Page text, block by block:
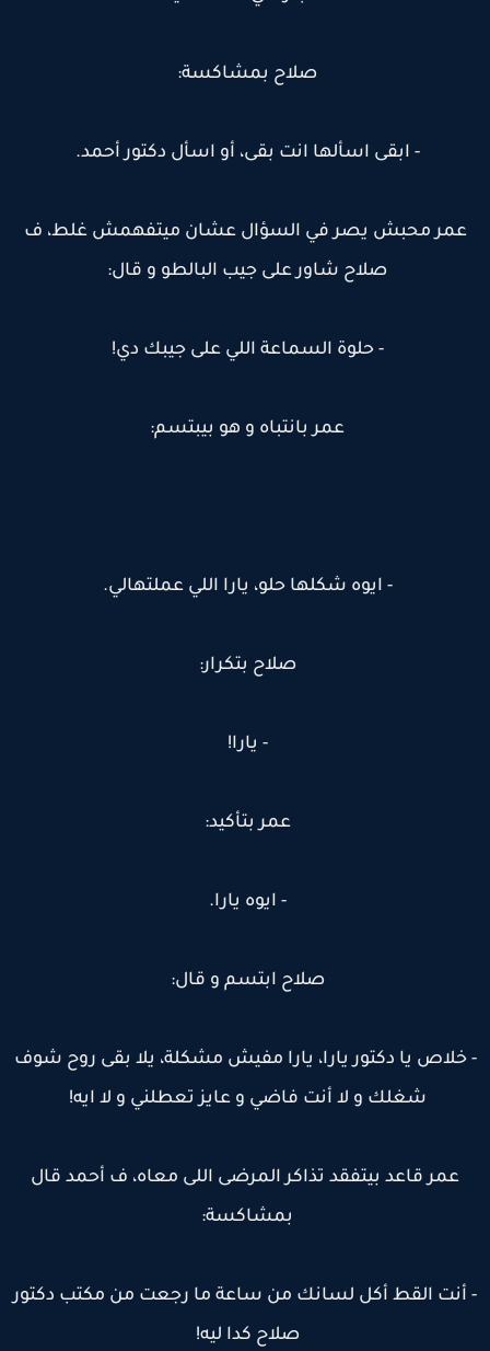
صلاح بمشاكسة:
- ابقى اسألها انت بقى، أو اسأل دكتور أحمد.
عمر محبش يصر في السؤال عشان ميتفهمش غلط، ف
صلاح شاور على جيب البالطو و قال:
- حلوة السماعة اللي على جيبك دي!
عمر بانتباه و هو بيبتسم:
- ايوه شكلها حلو، يارا اللي عملتهالي.
صلاح بتكرار:
- يارا!
عمر بتأكيد:
- ايوه يارا.
صلاح ابتسم و قال:
خلاص يا دكتور يارا، يارا مفيش مشكلة، يلا بقى روح شوف
شغلك و لا أنت فاضي و عايز تعطلني و لا ايه!
عمر قاعد بيتفقد تذاكر المرضى اللى معاه، ف أحمد قال
بمشاكسة:
أنت القط أكل لسانك من ساعة ما رجعت من مكتب دكتور
صلاح كدا ليه!